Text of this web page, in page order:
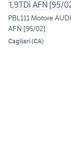
PBL111 Motore
AFN [95/02]
Cagliari(CA)